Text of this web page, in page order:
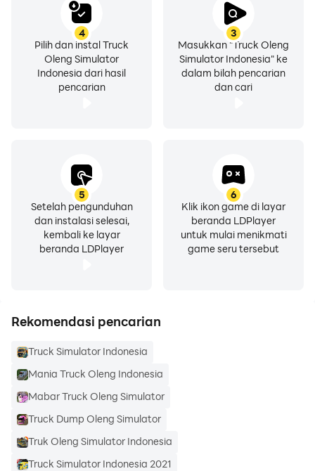
3
Masukkan "Truck Oleng
Simulator Indonesia" ke
dalam bilah pencarian
dan cari
4
Pilih dan instal Truck
Oleng Simulator
Indonesia dari hasil
pencarian
5
Setelah pengunduhan
dan instalasi selesai,
kembali ke layar
beranda LDPlayer
6
Klik ikon game di layar
beranda LDPlayer
untuk mulai menikmati
game seru tersebut
Rekomendasi pencarian
Truck Simulator Indonesia
Mania Truck Oleng Indonesia
Mabar Truck Oleng Simulator
Truck Dump Oleng Simulator
Truk Oleng Simulator Indonesia
Truck Simulator Indonesia 2021